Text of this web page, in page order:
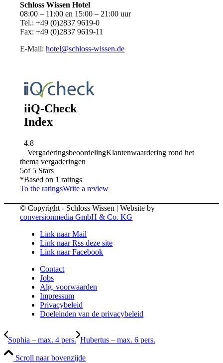
Schloss Wissen Hotel
08:00 – 11:00 en 15:00 – 21:00 uur
Tel.:+49 (0)2837 9619-0
Fax: +49 (0)2837 9619-11
E-Mail:hotel@schloss-wissen.de
VergaderingsbeoordelingKlantenwaardering rond het
thema vergaderingen
5of 5 Stars
*Based on 1 ratings
To the ratingsWrite a review
© Copyright - Schloss Wissen | Website by
conversionmedia GmbH & Co. KG
Link naar Mail
Link naar Rss deze site
Link naar Facebook
Contact
Jobs
Alg. voorwaarden
Impressum
Privacybeleid
Doeleinden van de privacybeleid
Sophia – max. 4 pers. Hubertus – max. 6 pers.
Scroll naar bovenzijde